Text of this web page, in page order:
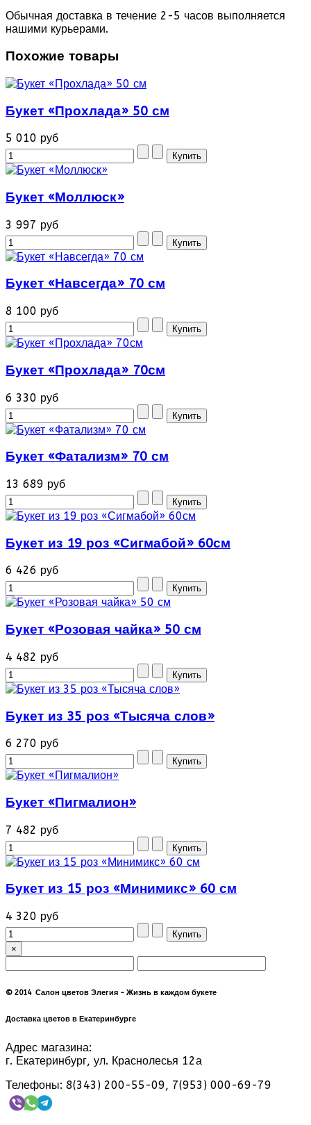
Обычная доставка в течение 2-5 часов выполняется
нашими курьерами.
Похожие товары
Букет «Прохлада» 50 см
5 010 руб
Букет «Моллюск»
3 997 руб
Букет «Навсегда» 70 см
8 100 руб
Букет «Прохлада» 70см
6 330 руб
Букет «Фатализм» 70 см
13 689 руб
Букет из 19 роз «Сигмабой» 60см
6 426 руб
Букет «Розовая чайка» 50 см
4 482 руб
Букет из 35 роз «Тысяча слов»
6 270 руб
Букет «Пигмалион»
7 482 руб
Букет из 15 роз «Минимикс» 60 см
4 320 руб
×
© 2014 Салон цветов Элегия - Жизнь в каждом букете
Доставка цветов в Екатеринбурге
Адрес магазина:
г. Екатеринбург, ул. Краснолесья 12а
Телефоны: 8(343) 200-55-09, 7(953) 000-69-79